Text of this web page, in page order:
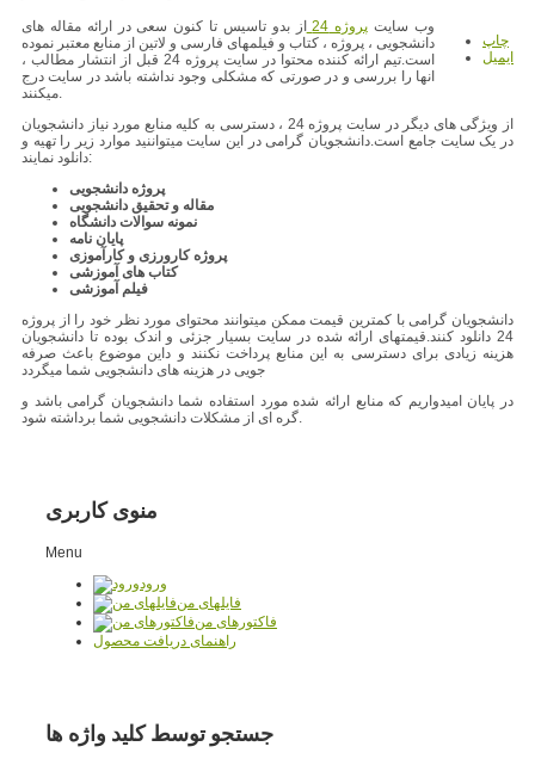
چاپ
ایمیل
وب سایت پروژه 24
از بدو تاسیس تا کنون سعی در ارائه مقاله های
دانشجویی ، پروژه ، کتاب و فیلمهای فارسی و لاتین از منابع معتبر نموده
است.تیم ارائه کننده محتوا در سایت پروژه 24 قبل از انتشار مطالب ،
انها را بررسی و در صورتی که مشکلی وجود نداشته باشد در سایت درج
میکنند.
از ویژگی های دیگر در سایت پروژه 24 ، دسترسی به کلیه منابع مورد نیاز دانشجویان
در یک سایت جامع است.دانشجویان گرامی در این سایت میتواننید موارد زیر را تهیه و
دانلود نمایند:
پروژه دانشجویی
مقاله و تحقیق دانشجویی
نمونه سوالات دانشگاه
پایان نامه
پروژه کارورزی و کارآموزی
کتاب های آموزشی
فیلم آموزشی
دانشجویان گرامی با کمترین قیمت ممکن میتوانند محتوای مورد نظر خود را از پروژه
24 دانلود کنند.قیمتهای ارائه شده در سایت بسیار جزئی و اندک بوده تا دانشجویان
هزینه زیادی برای دسترسی به این منابع پرداخت نکنند و داین موضوع باعث صرفه
جویی در هزینه های دانشجویی شما میگردد
در پایان امیدواریم که منابع ارائه شده مورد استفاده شما دانشجویان گرامی باشد و
گره ای از مشکلات دانشجویی شما برداشته شود.
منوی کاربری
Menu
ورود
فایلهای من
فاکتورهای من
راهنمای دریافت محصول
جستجو توسط کلید واژه ها